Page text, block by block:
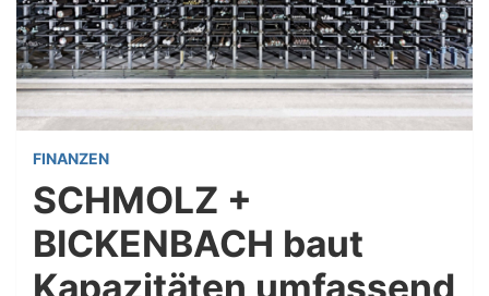
FINANZEN
SCHMOLZ +
BICKENBACH baut
Kapazitäten umfassend